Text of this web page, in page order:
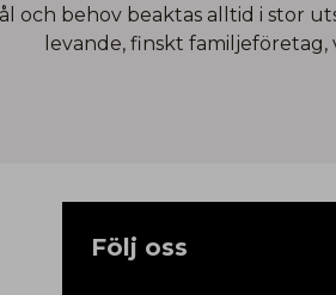
och behov beaktas alltid i stor
levande, finskt familjeföretag,
Följ oss